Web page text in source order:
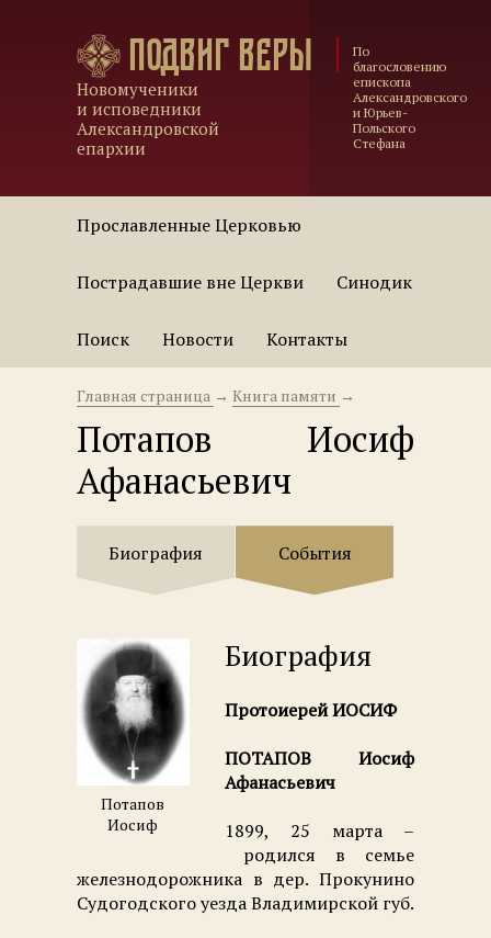
Подвиг веры
Новомученики
и исповедники
Александровской
епархии
По
благословению
епископа
Александровского
и Юрьев-
Польского
Стефана
Прославленные Церковью
Пострадавшие вне Церкви Синодик
Поиск Новости Контакты
Главная страница → Книга памяти →
Потапов Иосиф
Афанасьевич
Биография События
Потапов
Иосиф
Биография
Протоиерей ИОСИФ
ПОТАПОВ Иосиф
Афанасьевич
1899, 25 марта –
родился в семье
железнодорожника в дер. Прокунино
Судогодского уезда Владимирской губ.